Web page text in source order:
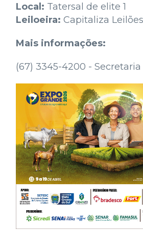
Local: Tatersal de elite 1
Leiloeira: Capitaliza
Mais informações:
(67) 3345-4200 - Secretaria